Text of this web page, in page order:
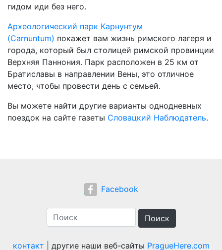
гидом иди без него.
Археологический парк Карнунтум
(Carnuntum) покажет вам жизнь римского лагеря и
города, который был столицей римской провинции
Верхняя Паннония. Парк расположен в 25 км от
Братиславы в направлении Вены, это отличное
место, чтобы провести день с семьей.
Вы можете найти другие варианты однодневных
поездок на сайте газеты Словацкий Наблюдатель.
Facebook
Поиск
контакт | другие наши веб-сайты PragueHere.com